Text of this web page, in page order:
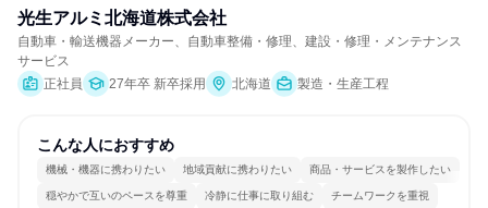
光生アルミ北海道株式会社
自動車・輸送機器メーカー、自動車整備・修理、建設・修理・メンテナンス
サービス
正社員
27年卒 新卒採用 北海道 製造・生産工程
こんな人におすすめ
機械・機器に携わりたい 地域貢献に携わりたい 商品・サービスを製作したい
穏やかで互いのペースを尊重 冷静に仕事に取り組む チームワークを重視